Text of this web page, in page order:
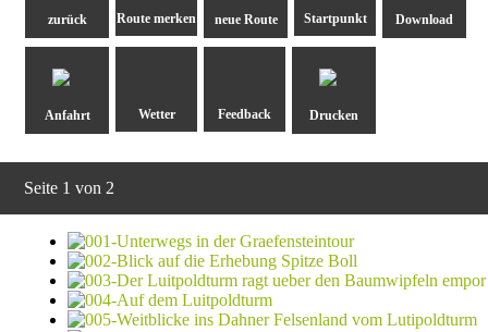
zurück neue Route
Download
Anfahrt Drucken
Seite 1 von 2